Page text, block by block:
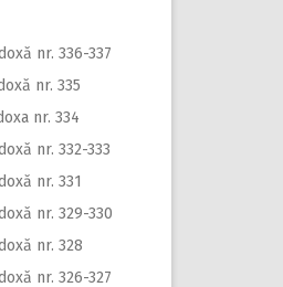
nr. 336-337
nr. 335
nr. 334
nr. 332-333
nr. 331
nr. 329-330
nr. 328
nr. 326-327